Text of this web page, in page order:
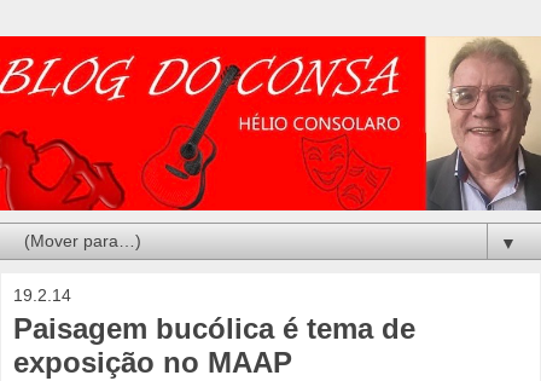
▼
19.2.14
Paisagem bucólica é tema de
exposição no MAAP